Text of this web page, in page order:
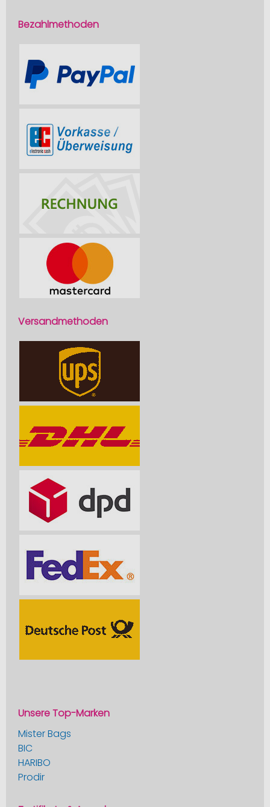
Bezahlmethoden
Versandmethoden
Unsere Top-Marken
Mister Bags
BIC
HARIBO
Prodir